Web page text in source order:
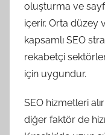
oluşturma ve
içerir. Orta düzey
kapsamlı SEO
rekabetçi
için uygundur.
SEO hizmetleri
diğer faktör de